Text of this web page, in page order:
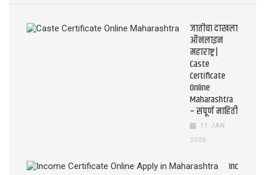
जातीचा दाखला
ऑनलाइन
महाराष्ट्र |
Caste
Certificate
Online
Maharashtra
– संपूर्ण माहिती
11 JAN
2026
Income